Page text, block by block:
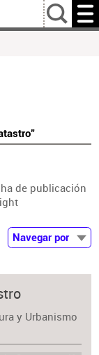
…
de publicación
Navegar por
Autor
Colaborador
Materia
y Urbanismo